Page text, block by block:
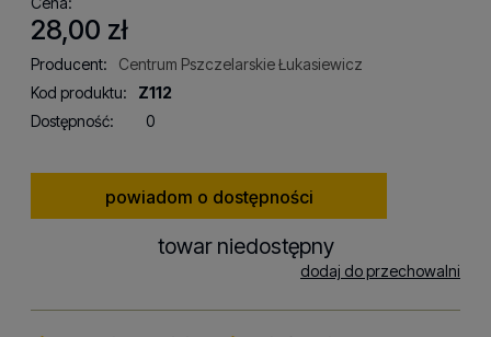
28,00 zł
Producent:
Centrum Pszczelarskie Łukasiewicz
Kod produktu:
Z112
Dostępność:
0
powiadom o dostępności
towar niedostępny
dodaj do przechowalni